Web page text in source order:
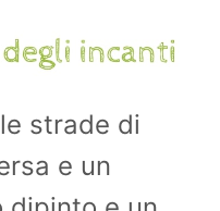
strade di
e un